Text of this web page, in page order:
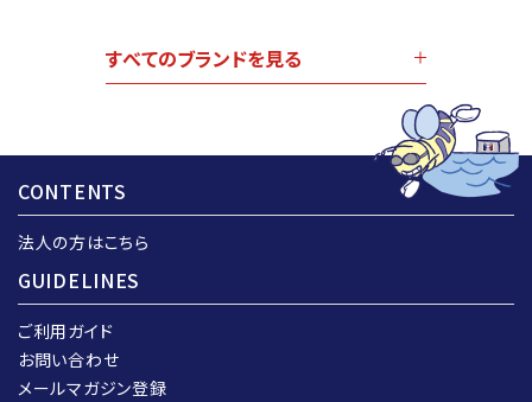
すべてのブランドを見る
CONTENTS
法人の方はこちら
GUIDELINES
ご利用ガイド
お問い合わせ
メールマガジン登録